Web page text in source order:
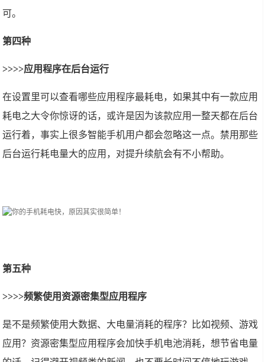
可。
第四种
>>>>应用程序在后台运行
在设置里可以查看哪些应用程序最耗电，如果其中有一款应用
耗电之大令你惊讶的话，或许是因为该款应用一整天都在后台
运行着，事实上很多智能手机用户都会忽略这一点。禁用那些
后台运行耗电量大的应用，对提升续航会有不小帮助。
第五种
>>>>频繁使用资源密集型应用程序
是不是频繁使用大数据、大电量消耗的程序？比如视频、游戏
应用？资源密集型应用程序会加快手机电池消耗，想节省电量